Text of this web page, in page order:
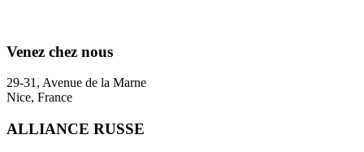
Venez chez nous
29-31, Avenue de la Marne
Nice, France
ALLIANCE RUSSE